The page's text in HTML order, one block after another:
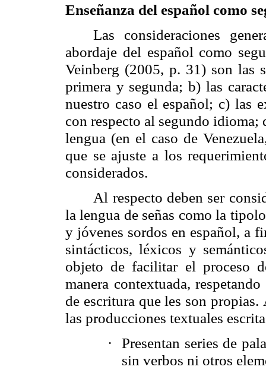
Enseñanza del español como
Las consideraciones
abordaje del español como
Veinberg (2005, p. 31) son las
primera y segunda; b) las
nuestro caso el español; c) las
con respecto al segundo
lengua (en el caso de
que se ajuste a los
considerados.
Al respecto deben ser
la lengua de señas como la
y jóvenes sordos en español, a
sintácticos, léxicos y
objeto de facilitar el proceso
manera contextuada,
de escritura que les son propias.
las producciones textuales
·
Presentan series de
sin verbos ni otros